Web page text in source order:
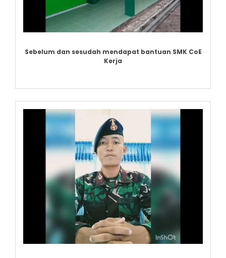
Sebelum dan sesudah mendapat bantuan SMK CoE
Kerja